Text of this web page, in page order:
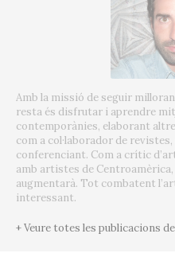
Amb la missió de seguir
resta és disfrutar i aprendre
contemporànies, elaborant
com a col·laborador de
conferenciant. Com a crític
amb artistes de
augmentarà. Tot combatent
interessant.
+ Veure totes les publicacions